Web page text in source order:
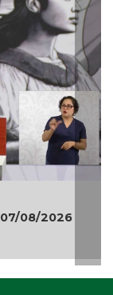
08/2026